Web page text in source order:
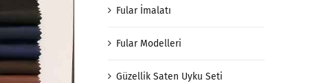
Fular İmalatı
Fular Modelleri
Güzellik Saten Uyku Seti